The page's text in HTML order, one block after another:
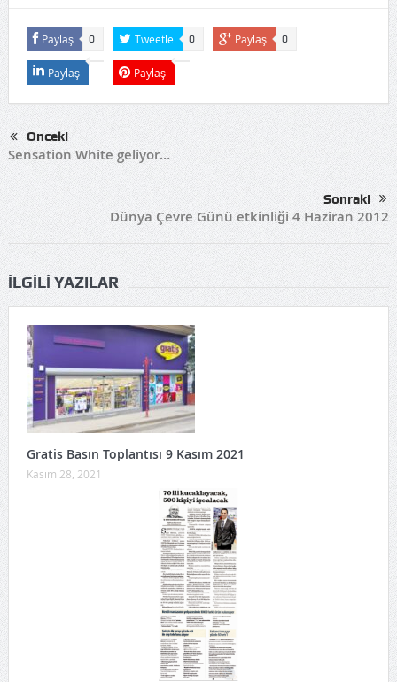
Paylaş 0 Tweetle 0 Paylaş 0
Paylaş Paylaş
Önceki
Sensation White geliyor…
Sonraki
Dünya Çevre Günü etkinliği 4 Haziran 2012
İLGILI YAZILAR
Gratis Basın Toplantısı 9 Kasım 2021
Kasım 28, 2021